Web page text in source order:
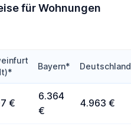
für Wohnungen
Bayern*
€
6.364
€
4.963 €